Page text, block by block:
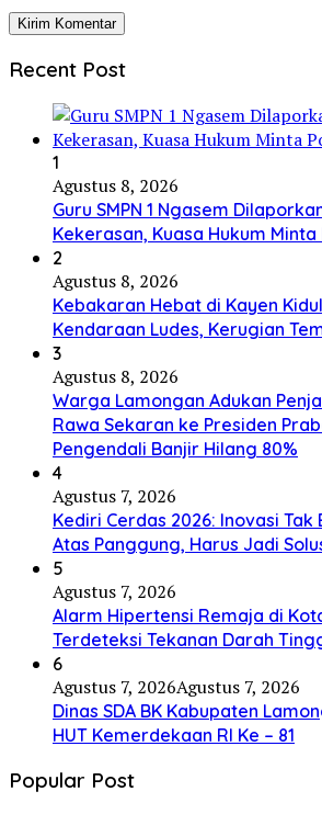
Recent Post
1
Agustus 8, 2026
Guru SMPN 1 Ngasem
Kekerasan, Kuasa Hukum
2
Agustus 8, 2026
Kebakaran Hebat di Kayen
Kendaraan Ludes, Kerugian
3
Agustus 8, 2026
Warga Lamongan Adukan
Rawa Sekaran ke Presiden
Pengendali Banjir Hilang 80%
4
Agustus 7, 2026
Kediri Cerdas 2026: Inovasi Tak
Atas Panggung, Harus Jadi
5
Agustus 7, 2026
Alarm Hipertensi Remaja di
Terdeteksi Tekanan Darah
6
Agustus 7, 2026Agustus 7, 2026
Dinas SDA BK Kabupaten
HUT Kemerdekaan RI Ke – 81
Popular Post